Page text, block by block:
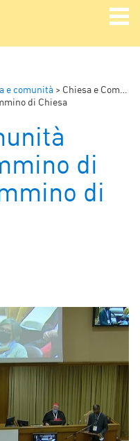
e comunità > Chiesa e Comunità
di Chiesa
di
di